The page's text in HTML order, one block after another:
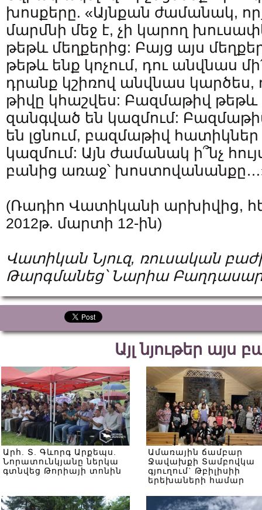
խոսքերը. «Այնքան ժամանակ,
մարմնի մեջ է, չի կարող
թեթև մեղքերից: Բայց այս
թեթև ենք կոչում, դու անվնաս
դրանք կշիռով անվնաս կարծես,
թիվը կհաշվես: Բազմաթիվ
զանգված են կազմում:
են լցնում, բազմաթիվ հատիկներ
կազմում: Այն ժամանակ ի՞նչ
բանից առաջ՝
(Ռադիո Վատիկանի արխիվից,
2012թ. մարտի 12-ին)
Վատիկան Նյուզ, ռուսական
Թարգմանեց՝ Նարիա
Այլ նյութեր այս
Արհ. Տ. Գևորգ Արքեպս.
Նորատունկյանը ներկա
գտնվեց Թորիայի տոնին
Ամառային ճամբար
Ջավախքի Տամբովկա
գյուղում` Թբիլիսիի
երեխաների համար